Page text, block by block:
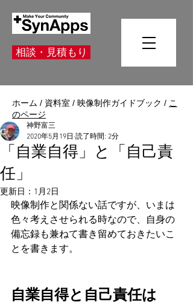
相談・見積もり
ホーム / 資料室 / 映像制作ガイドブック / こ
のページ
「自業自得」と「自己責
任」
神野富三
2020年5月19日 読了時間: 2分
更新日： 1月2日
映像制作と関係ない話ですが、いまは
色々考えさせられる時なので、自身の
備忘録も兼ねて書き留めておきたいこ
とを書きます。
自業自得と自己責任は